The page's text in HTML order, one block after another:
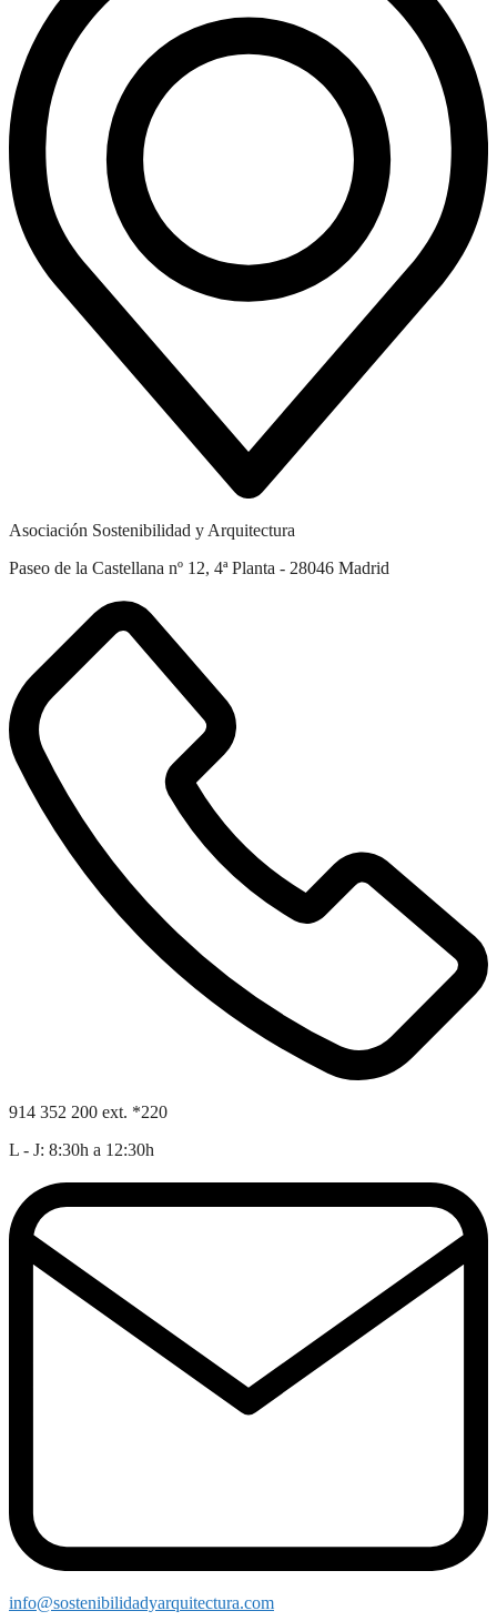
Asociación Sostenibilidad y Arquitectura
Paseo de la Castellana nº 12, 4ª Planta - 28046 Madrid
914 352 200 ext. *220
L - J: 8:30h a 12:30h
info@sostenibilidadyarquitectura.com